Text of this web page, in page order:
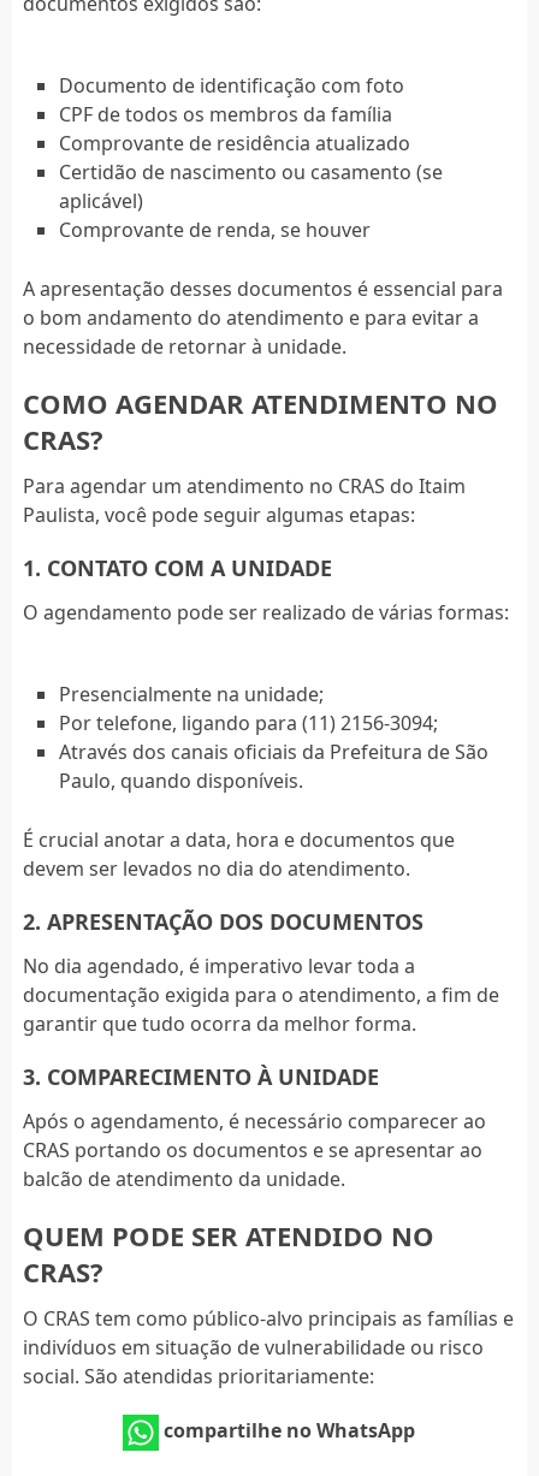
Documento de identificação com foto
CPF de todos os membros da família
Comprovante de residência atualizado
Certidão de nascimento ou casamento (se
aplicável)
Comprovante de renda, se houver
A apresentação desses documentos é essencial para
o bom andamento do atendimento e para evitar a
necessidade de retornar à unidade.
COMO AGENDAR ATENDIMENTO NO
CRAS?
Para agendar um atendimento no CRAS do Itaim
Paulista, você pode seguir algumas etapas:
1. CONTATO COM A UNIDADE
O agendamento pode ser realizado de várias formas:
Presencialmente na unidade;
Por telefone, ligando para (11) 2156-3094;
Através dos canais oficiais da Prefeitura de São
Paulo, quando disponíveis.
É crucial anotar a data, hora e documentos que
devem ser levados no dia do atendimento.
2. APRESENTAÇÃO DOS DOCUMENTOS
No dia agendado, é imperativo levar toda a
documentação exigida para o atendimento, a fim de
garantir que tudo ocorra da melhor forma.
3. COMPARECIMENTO À UNIDADE
Após o agendamento, é necessário comparecer ao
CRAS portando os documentos e se apresentar ao
balcão de atendimento da unidade.
QUEM PODE SER ATENDIDO NO
CRAS?
O CRAS tem como público-alvo principais as famílias e
indivíduos em situação de vulnerabilidade ou risco
social. São atendidas prioritariamente:
compartilhe no WhatsApp